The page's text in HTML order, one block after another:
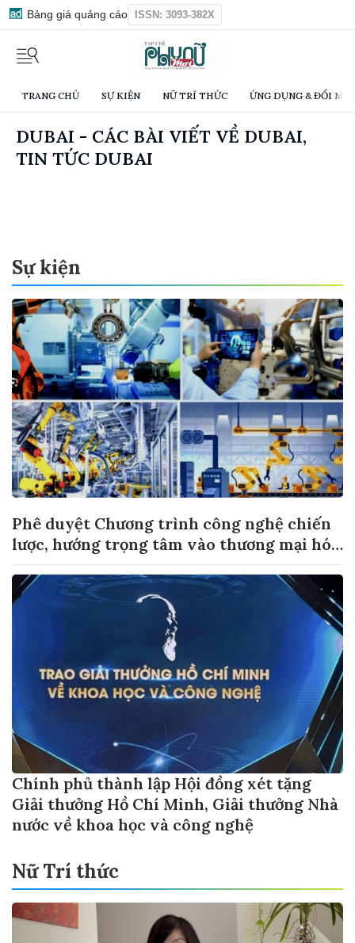
Bảng giá quảng cáo ISSN: 3093-382X
TRANG CHỦ SỰ KIỆN NỮ TRÍ THỨC ỨNG DỤNG & ĐỔI
DUBAI - CÁC BÀI VIẾT VỀ DUBAI,
TIN TỨC DUBAI
Sự kiện
Phê duyệt Chương trình công nghệ chiến
lược, hướng trọng tâm vào thương mại hóa
Chính phủ thành lập Hội đồng xét tặng
Giải thưởng Hồ Chí Minh, Giải thưởng Nhà
nước về khoa học và công nghệ
Nữ Trí thức